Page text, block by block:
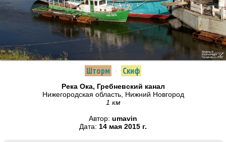
Шторм · Скиф
Река Ока, Гребневский канал
Нижегородская область, Нижний Новгород
1 км
Автор: umavin
Дата: 14 мая 2015 г.